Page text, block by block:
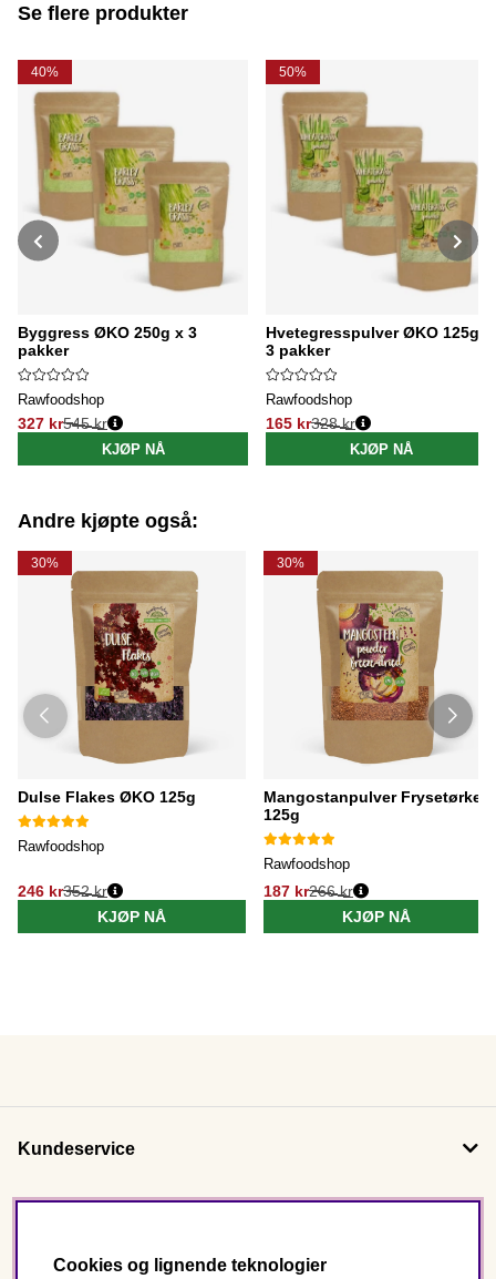
Se flere produkter
40%
Byggress ØKO 250g x 3
pakker
Rawfoodshop
327 kr
Vanlig pris:
545 kr
KJØP NÅ
50%
Hvetegresspulver ØKO 125g x
3 pakker
Rawfoodshop
165 kr
Vanlig pris:
328 kr
KJØP NÅ
Andre kjøpte også:
30%
Dulse Flakes ØKO 125g
Rawfoodshop
246 kr352 kr
KJØP NÅ
30%
Mangostanpulver Frysetørket
125g
Rawfoodshop
187 kr266 kr
KJØP NÅ
Kundeservice
Cookies og lignende teknologier